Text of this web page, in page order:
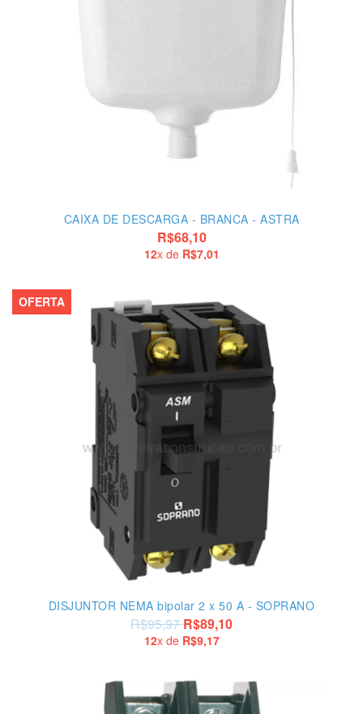
CAIXA DE DESCARGA - BRANCA - ASTRA
R$68,10
12x de R$7,01
OFERTA
DISJUNTOR NEMA bipolar 2 x 50 A - SOPRANO
R$95,97 R$89,10
12x de R$9,17